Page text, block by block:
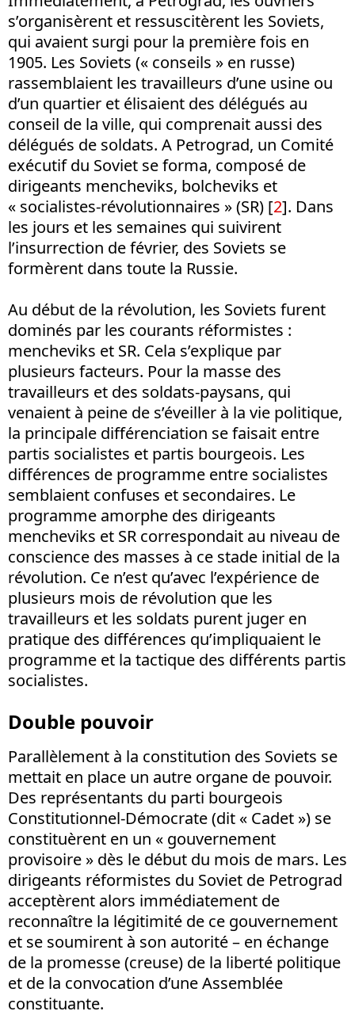
s’organisèrent et ressuscitèrent les Soviets,
qui avaient surgi pour la première fois en
1905. Les Soviets (« conseils » en russe)
rassemblaient les travailleurs d’une usine ou
d’un quartier et élisaient des délégués au
conseil de la ville, qui comprenait aussi des
délégués de soldats. A Petrograd, un Comité
exécutif du Soviet se forma, composé de
dirigeants mencheviks, bolcheviks et
« socialistes-révolutionnaires » (SR) [2]. Dans
les jours et les semaines qui suivirent
l’insurrection de février, des Soviets se
formèrent dans toute la Russie.
Au début de la révolution, les Soviets furent
dominés par les courants réformistes :
mencheviks et SR. Cela s’explique par
plusieurs facteurs. Pour la masse des
travailleurs et des soldats-paysans, qui
venaient à peine de s’éveiller à la vie politique,
la principale différenciation se faisait entre
partis socialistes et partis bourgeois. Les
différences de programme entre socialistes
semblaient confuses et secondaires. Le
programme amorphe des dirigeants
mencheviks et SR correspondait au niveau de
conscience des masses à ce stade initial de la
révolution. Ce n’est qu’avec l’expérience de
plusieurs mois de révolution que les
travailleurs et les soldats purent juger en
pratique des différences qu’impliquaient le
programme et la tactique des différents partis
socialistes.
Double pouvoir
Parallèlement à la constitution des Soviets se
mettait en place un autre organe de pouvoir.
Des représentants du parti bourgeois
Constitutionnel-Démocrate (dit « Cadet ») se
constituèrent en un « gouvernement
provisoire » dès le début du mois de mars. Les
dirigeants réformistes du Soviet de Petrograd
acceptèrent alors immédiatement de
reconnaître la légitimité de ce gouvernement
et se soumirent à son autorité – en échange
de la promesse (creuse) de la liberté politique
et de la convocation d’une Assemblée
constituante.